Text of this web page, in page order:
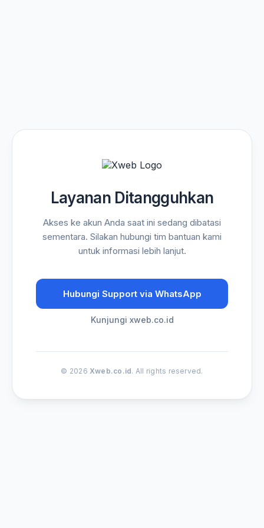
Layanan Ditangguhkan
Akses ke akun Anda saat ini sedang dibatasi
sementara. Silakan hubungi tim bantuan kami
untuk informasi lebih lanjut.
Hubungi Support via WhatsApp
Kunjungi xweb.co.id
© 2026 Xweb.co.id. All rights reserved.